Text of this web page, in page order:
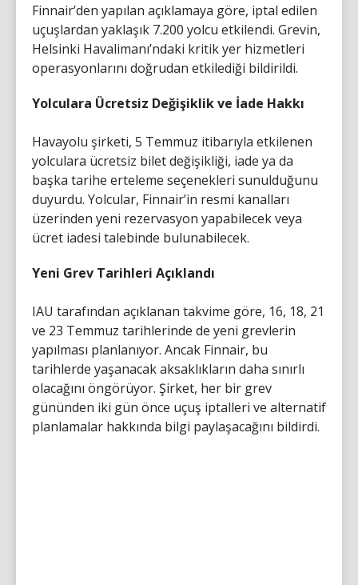
Finnair’den yapılan açıklamaya göre, iptal edilen
uçuşlardan yaklaşık 7.200 yolcu etkilendi. Grevin,
Helsinki Havalimanı’ndaki kritik yer hizmetleri
operasyonlarını doğrudan etkilediği bildirildi.
Yolculara Ücretsiz Değişiklik ve İade Hakkı
Havayolu şirketi, 5 Temmuz itibarıyla etkilenen
yolculara ücretsiz bilet değişikliği, iade ya da
başka tarihe erteleme seçenekleri sunulduğunu
duyurdu. Yolcular, Finnair’in resmi kanalları
üzerinden yeni rezervasyon yapabilecek veya
ücret iadesi talebinde bulunabilecek.
Yeni Grev Tarihleri Açıklandı
IAU tarafından açıklanan takvime göre, 16, 18, 21
ve 23 Temmuz tarihlerinde de yeni grevlerin
yapılması planlanıyor. Ancak Finnair, bu
tarihlerde yaşanacak aksaklıkların daha sınırlı
olacağını öngörüyor. Şirket, her bir grev
gününden iki gün önce uçuş iptalleri ve alternatif
planlamalar hakkında bilgi paylaşacağını bildirdi.